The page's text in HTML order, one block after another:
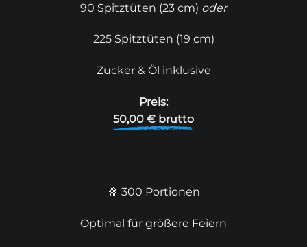
90 Spitztüten (23 cm) oder
225 Spitztüten (19 cm)
Zucker & Öl inklusive
Preis:
50,00 € brutto
🍿 300 Portionen
Optimal für größere Feiern